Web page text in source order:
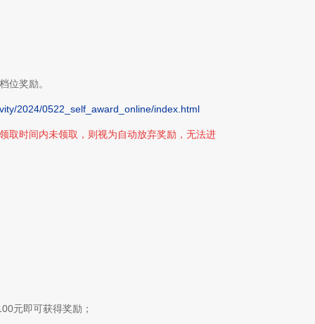
位奖励。
2024/0522_self_award_online/index.html
取时间内未领取，则视为自动放弃奖励，无法进
元即可获得奖励；